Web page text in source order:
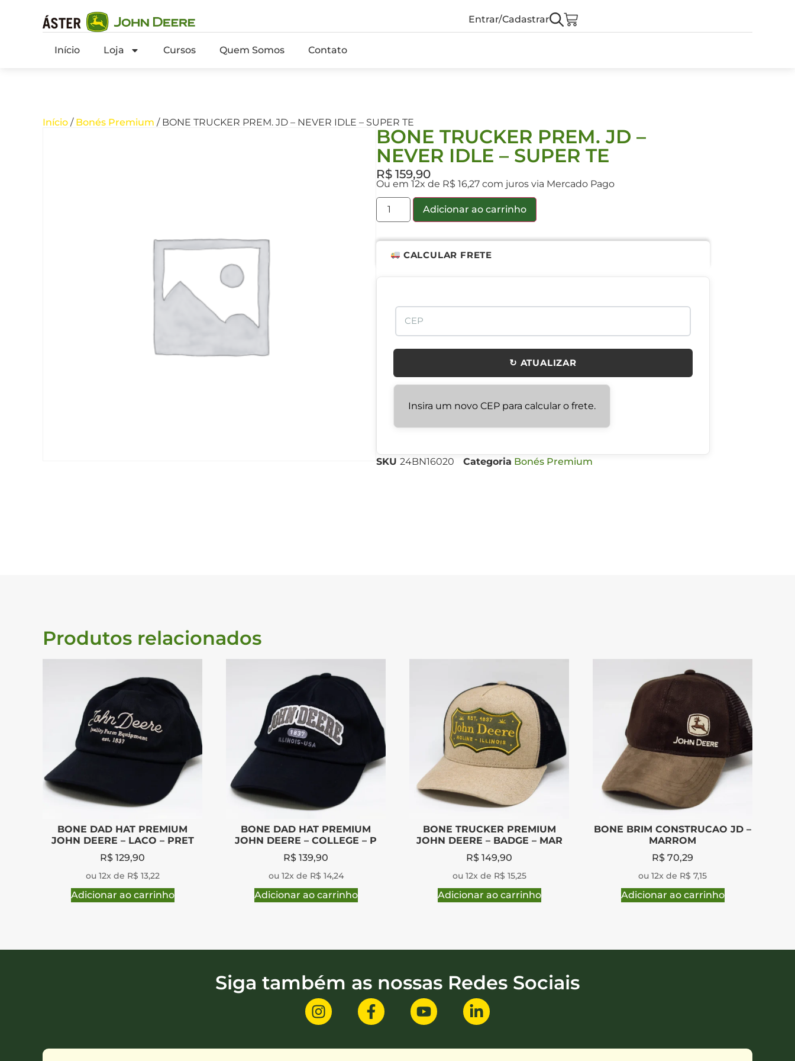
Entrar/Cadastrar
Início Loja Cursos Quem Somos Contato
Início / Bonés Premium / BONE TRUCKER PREM. JD – NEVER IDLE – SUPER TE
BONE TRUCKER PREM. JD –
NEVER IDLE – SUPER TE
R$ 159,90
Ou em 12x de R$ 16,27 com juros via Mercado Pago
Adicionar ao carrinho
CALCULAR FRETE
↻ ATUALIZAR
Insira um novo CEP para calcular o frete.
SKU 24BN16020 Categoria Bonés Premium
Produtos relacionados
BONE DAD HAT PREMIUM
JOHN DEERE – LACO – PRET
R$ 129,90
ou 12x de R$ 13,22
Adicionar ao carrinho
BONE DAD HAT PREMIUM
JOHN DEERE – COLLEGE – P
R$ 139,90
ou 12x de R$ 14,24
Adicionar ao carrinho
BONE TRUCKER PREMIUM
JOHN DEERE – BADGE – MAR
R$ 149,90
ou 12x de R$ 15,25
Adicionar ao carrinho
BONE BRIM CONSTRUCAO JD –
MARROM
R$ 70,29
ou 12x de R$ 7,15
Adicionar ao carrinho
Siga também as nossas Redes Sociais